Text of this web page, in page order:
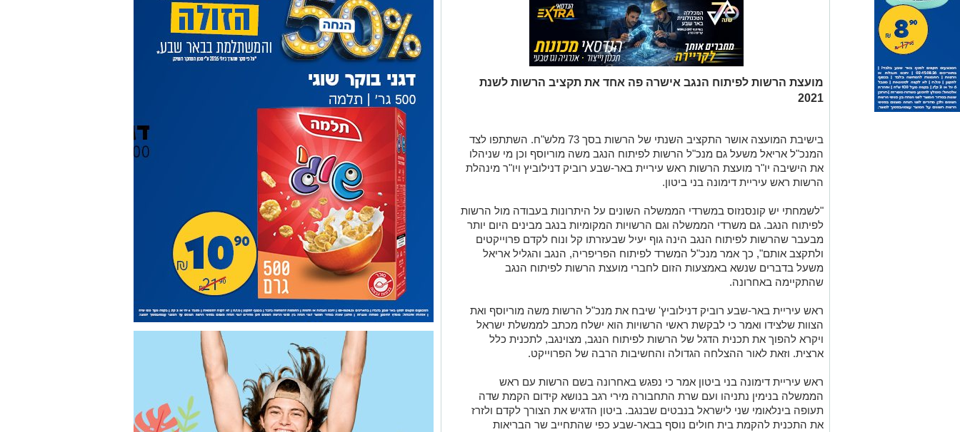
מועצת הרשות לפיתוח הנגב אישרה פה אחד את תקציב הרשות לשנת
2021
בישיבת המועצה אושר התקציב השנתי של הרשות בסך 73 מלש"ח. השתתפו לצד
המנכ"ל אריאל משעל גם מנכ"ל הרשות לפיתוח הנגב משה מוריוסף וכן מי שניהלו
את הישיבה יו"ר מועצת הרשות ראש עיריית באר-שבע רוביק דנילוביץ ויו"ר מינהלת
הרשות ראש עיריית דימונה בני ביטון.
"לשמחתי יש קונסנזוס במשרדי הממשלה השונים על היתרונות בעבודה מול הרשות
לפיתוח הנגב. גם משרדי הממשלה וגם הרשויות המקומיות בנגב מבינים היום יותר
מבעבר שהרשות לפיתוח הנגב הינה גוף יעיל שבעזרתו קל ונוח לקדם פרוייקטים
ולתקצב אותם", כך אמר מנכ"ל המשרד לפיתוח הפריפריה, הנגב והגליל אריאל
משעל בדברים שנשא באמצעות הזום לחברי מועצת הרשות לפיתוח הנגב
שהתקיימה באחרונה.
ראש עיריית באר-שבע רוביק דנילוביץ' שיבח את מנכ"ל הרשות משה מוריוסף ואת
הצוות שלצידו ואמר כי לבקשת ראשי הרשויות הוא ישלח מכתב לממשלת ישראל
ויקרא להפוך את תכנית הדגל של הרשות לפיתוח הנגב, מצוינגב, לתכנית כלל
ארצית. וזאת לאור ההצלחה הגדולה והחשיבות הרבה של הפרוייקט.
ראש עיריית דימונה בני ביטון אמר כי נפגש באחרונה בשם הרשות עם ראש
הממשלה בנימין נתניהו ועם שרת התחבורה מירי רגב בנושא קידום הקמת שדה
תעופה בינלאומי שני לישראל בנבטים שבנגב. ביטון הדגיש את הצורך לקדם ולזרז
את התכנית להקמת בית חולים נוסף בבאר-שבע כפי שהתחייב שר הבריאות